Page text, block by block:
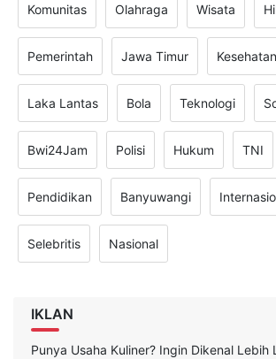
Komunitas Olahraga Wisata
Pemerintah Jawa Timur Kesehatan
Laka Lantas Bola Teknologi
Bwi24Jam Polisi Hukum TNI
Pendidikan Banyuwangi
Selebritis Nasional
IKLAN
Punya Usaha Kuliner? Ingin Dikenal Lebih